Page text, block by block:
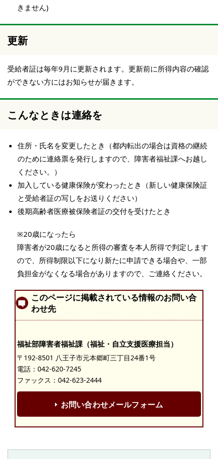
きません)
更新
受給者証は毎年9月に更新されます。更新前に所得内容の確認
ができない方にはお知らせが届きます。
こんなときは連絡を
住所・氏名を変更したとき（都内転出の場合は資格の継続
のために連絡票を発行しますので、障害者福祉課へお越し
ください。）
加入している健康保険が変わったとき（新しい健康保険証
と受給者証の写しをお送りください）
後期高齢者医療被保険者証の交付を受けたとき
※20歳になったら
障害者が20歳になると所得の審査を本人所得で判定します
ので、所得制限以下になり新たに申請できる場合や、一部
負担金がなくなる場合がありますので、ご連絡ください。
このページに掲載されている情報のお問い合
わせ先
福祉部障害者福祉課（福祉・自立支援医療担当）
〒192-8501 八王子市元本郷町三丁目24番1号
電話： 042-620-7245
ファックス：042-623-2444
お問い合わせメールフォーム